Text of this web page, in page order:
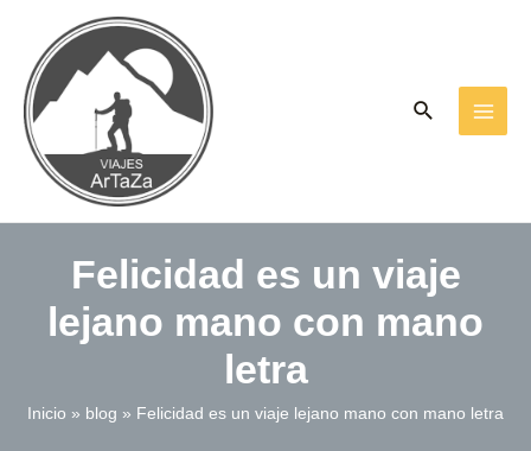
contenido
Buscar
Felicidad es un viaje
lejano mano con mano
letra
Inicio blog Felicidad es un viaje lejano mano con mano letra